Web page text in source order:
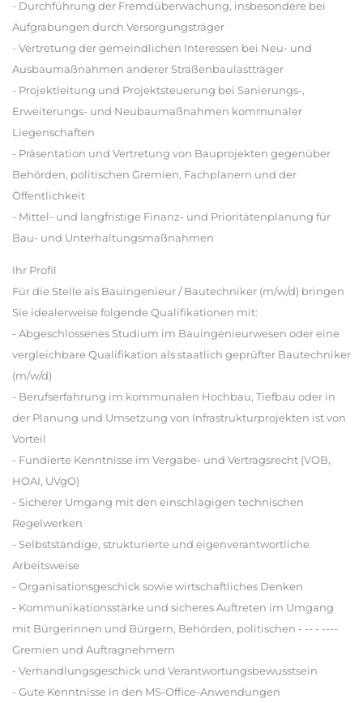
- Durchführung der Fremdüberwachung, insbesondere bei
Aufgrabungen durch Versorgungsträger
- Vertretung der gemeindlichen Interessen bei Neu- und
Ausbaumaßnahmen anderer Straßenbaulastträger
- Projektleitung und Projektsteuerung bei Sanierungs-,
Erweiterungs- und Neubaumaßnahmen kommunaler
Liegenschaften
- Präsentation und Vertretung von Bauprojekten gegenüber
Behörden, politischen Gremien, Fachplanern und der
Öffentlichkeit
- Mittel- und langfristige Finanz- und Prioritätenplanung für
Bau- und Unterhaltungsmaßnahmen
Ihr Profil
Für die Stelle als Bauingenieur / Bautechniker (m/w/d) bringen
Sie idealerweise folgende Qualifikationen mit:
- Abgeschlossenes Studium im Bauingenieurwesen oder eine
vergleichbare Qualifikation als staatlich geprüfter Bautechniker
(m/w/d)
- Berufserfahrung im kommunalen Hochbau, Tiefbau oder in
der Planung und Umsetzung von Infrastrukturprojekten ist von
Vorteil
- Fundierte Kenntnisse im Vergabe- und Vertragsrecht (VOB,
HOAI, UVgO)
- Sicherer Umgang mit den einschlägigen technischen
Regelwerken
- Selbstständige, strukturierte und eigenverantwortliche
Arbeitsweise
- Organisationsgeschick sowie wirtschaftliches Denken
- Kommunikationsstärke und sicheres Auftreten im Umgang
mit Bürgerinnen und Bürgern, Behörden, politischen - -- - ----
Gremien und Auftragnehmern
- Verhandlungsgeschick und Verantwortungsbewusstsein
- Gute Kenntnisse in den MS-Office-Anwendungen